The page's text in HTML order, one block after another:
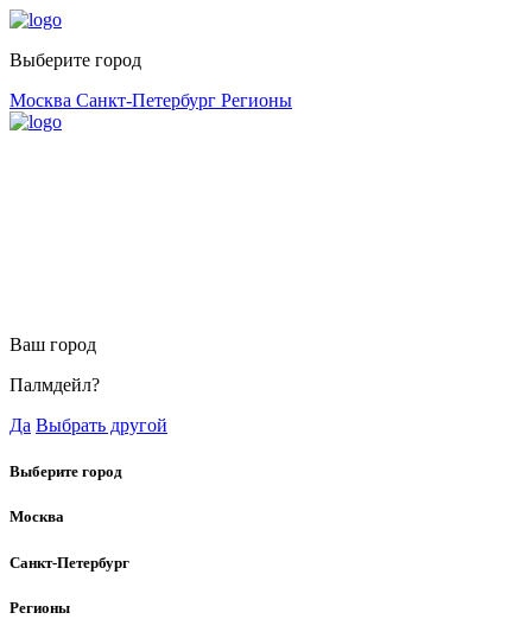
Выберите город
Москва Санкт-Петербург Регионы
Ваш город
Палмдейл?
Да Выбрать другой
Выберите город
Москва
Санкт-Петербург
Регионы